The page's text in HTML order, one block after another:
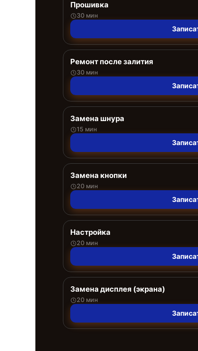
Прошивка
30 мин
Ремонт после залития
30 мин
Замена шнура
15 мин
Замена кнопки
20 мин
Настройка
20 мин
Замена дисплея (экрана)
20 мин